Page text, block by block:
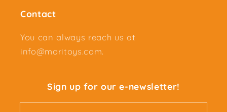
Contact
You can always reach us at
info@moritoys.com.
Sign up for our e-newsletter!